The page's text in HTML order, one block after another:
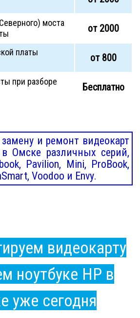
моста
от 2000
платы
от 800
при разборе
Бесплатно
и ремонт видеокарт
в Омске различных серий,
Pavilion, Mini, ProBook,
Voodoo и Envy.
видеокарту
ноутбуке HP в
уже сегодня